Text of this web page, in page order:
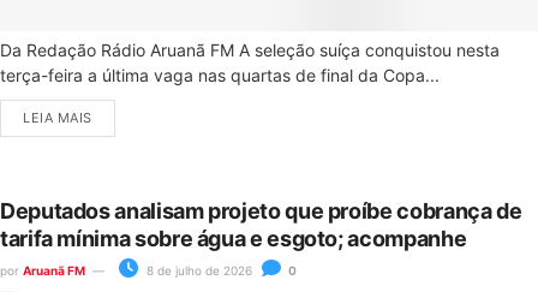
Da Redação Rádio Aruanã FM A seleção suíça conquistou nesta
terça-feira a última vaga nas quartas de final da Copa...
LEIA MAIS
Deputados analisam projeto que proíbe cobrança de
tarifa mínima sobre água e esgoto; acompanhe
por Aruanã FM 8 de julho de 2026 0